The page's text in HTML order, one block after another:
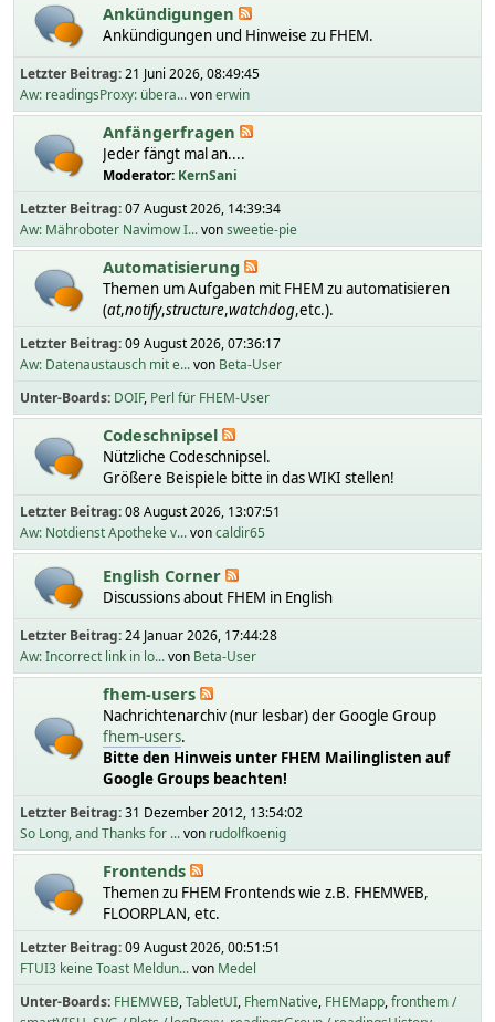
Ankündigungen
Ankündigungen und Hinweise zu FHEM.
Letzter Beitrag:21 Juni 2026, 08:49:45
Aw: readingsProxy: übera...vonerwin
Anfängerfragen
Jeder fängt mal an....
Moderator: KernSani
Letzter Beitrag:07 August 2026, 14:39:34
Aw: Mähroboter Navimow I...vonsweetie-pie
Automatisierung
Themen um Aufgaben mit FHEM zu automatisieren
(at,notify,structure,watchdog,etc.).
Letzter Beitrag:09 August 2026, 07:36:17
Aw: Datenaustausch mit e...von Beta-User
Unter-Boards DOIF Perl für FHEM-User
Codeschnipsel
Nützliche Codeschnipsel.
Größere Beispiele bitte in das WIKI stellen!
Letzter Beitrag:08 August 2026, 13:07:51
Aw: Notdienst Apotheke v...voncaldir65
English Corner
Discussions about FHEM in English
Letzter Beitrag:24 Januar 2026, 17:44:28
Aw: Incorrect link in lo...von Beta-User
fhem-users
Nachrichtenarchiv (nur lesbar) der Google Group
fhem-users.
Bitte den Hinweis unter FHEM Mailinglisten auf
Google Groups beachten!
Letzter Beitrag:31 Dezember 2012, 13:54:02
So Long, and Thanks for ...von rudolfkoenig
Frontends
Themen zu FHEM Frontends wie z.B. FHEMWEB,
FLOORPLAN, etc.
Letzter Beitrag:09 August 2026, 00:51:51
FTUI3 keine Toast Meldun...von Medel
Unter-Boards FHEMWEB TabletUI FhemNative FHEMapp fronthem /